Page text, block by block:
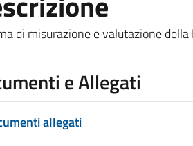
di misurazione e valutazione
e Allegati
allegati